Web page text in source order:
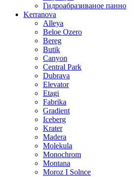
Гидроабразиваное панно
Kerranova
Alleya
Beloe Ozero
Bereg
Butik
Canyon
Central Park
Dubrava
Elevator
Etagi
Fabrika
Gradient
Iceberg
Krater
Madera
Molekula
Monochrom
Montana
Moroz I Solnce